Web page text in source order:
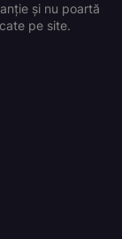
și nu poartă
pe site.